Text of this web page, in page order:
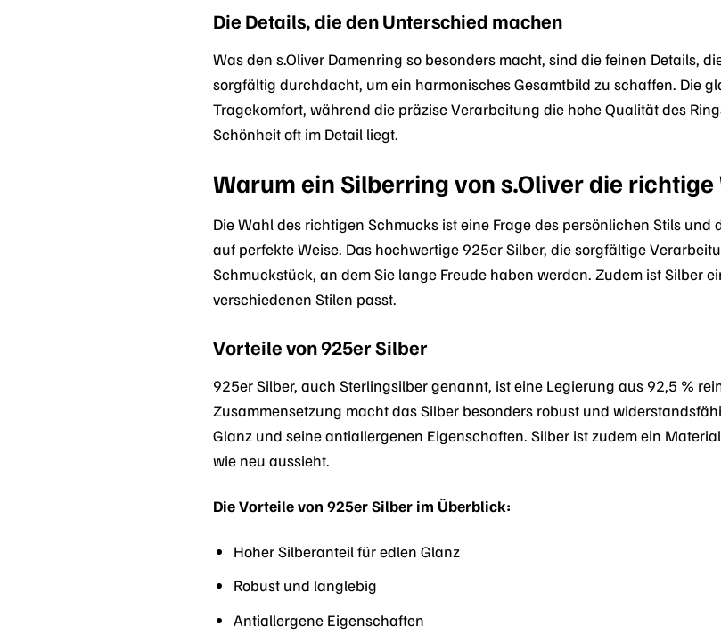
Die Details, die den Unterschied machen
Was den s.Oliver Damenring so besonders macht, sind die feinen Details,
sorgfältig durchdacht, um ein harmonisches Gesamtbild zu schaffen. Die
Tragekomfort, während die präzise Verarbeitung die hohe Qualität des
Schönheit oft im Detail liegt.
Warum ein Silberring von s.Oliver die richtige
Die Wahl des richtigen Schmucks ist eine Frage des persönlichen Stils
auf perfekte Weise. Das hochwertige 925er Silber, die sorgfältige
Schmuckstück, an dem Sie lange Freude haben werden. Zudem ist Silber
verschiedenen Stilen passt.
Vorteile von 925er Silber
925er Silber, auch Sterlingsilber genannt, ist eine Legierung aus 92,5 %
Zusammensetzung macht das Silber besonders robust und
Glanz und seine antiallergenen Eigenschaften. Silber ist zudem ein
wie neu aussieht.
Die Vorteile von 925er Silber im Überblick:
Hoher Silberanteil für edlen Glanz
Robust und langlebig
Antiallergene Eigenschaften